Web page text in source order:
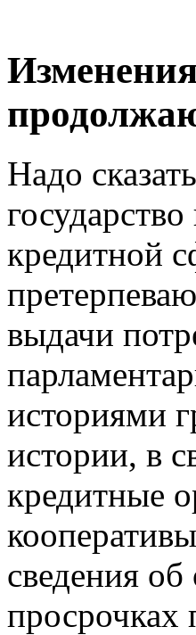
Надо
кредитной
выдачи
историями
истории, в
кредитные
сведения
просрочках